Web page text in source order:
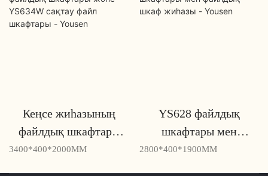
Кеңсе жиһазының
файлдық шкафтары
және YS634W сақтау
3400*400*2000MM
YS628 файлдық
шкафтары мен
файлдық шкаф жиһазы
2800*400*1900MM